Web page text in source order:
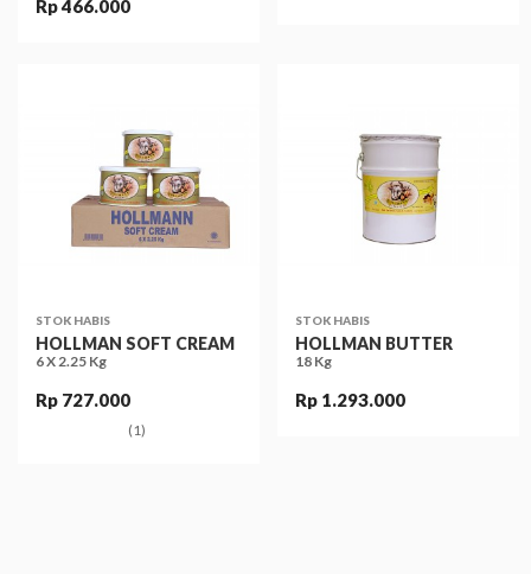
Rp 466.000
STOK HABIS
HOLLMAN SOFT CREAM
6 X 2.25 Kg
Rp 727.000
(1)
STOK HABIS
HOLLMAN BUTTER
18 Kg
Rp 1.293.000